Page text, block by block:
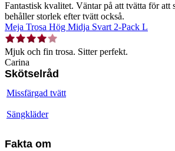
Fantastisk kvalitet. Väntar på att tvätta för att
behåller storlek efter tvätt också.
Meja Trosa Hög Midja Svart 2-Pack L
Mjuk och fin trosa. Sitter perfekt.
Carina
Skötselråd
Missfärgad tvätt
Sängkläder
Fakta om